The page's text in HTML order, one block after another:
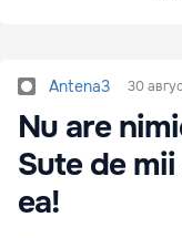
Antena3 30
Nu are
Sute de
ea!